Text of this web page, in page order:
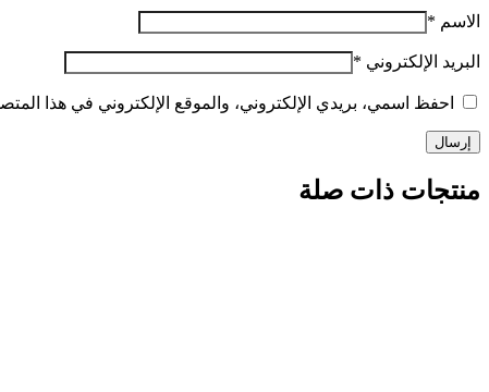
الاسم *
البريد الإلكتروني *
احفظ اسمي، بريدي الإلكتروني، والموقع الإلكتروني في هذا
منتجات ذات صلة